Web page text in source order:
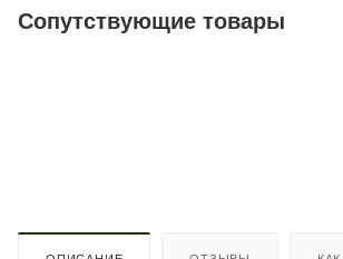
Сопутствующие товары